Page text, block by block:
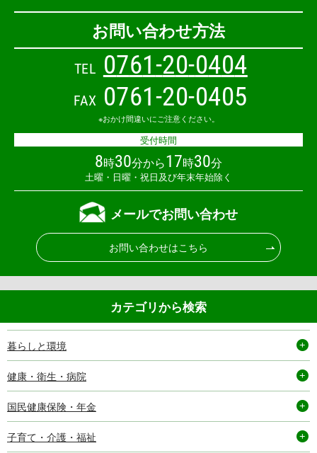
お問い合わせ方法
TEL 0761-20-0404
FAX 0761-20-0405
※おかけ間違いにご注意ください。
受付時間
8時30分から17時30分
土曜・日曜・祝日及び年末年始除く
メールでお問い合わせ
お問い合わせはこちら
カテゴリから検索
暮らしと環境
健康・衛生・病院
国民健康保険・年金
子育て・介護・福祉